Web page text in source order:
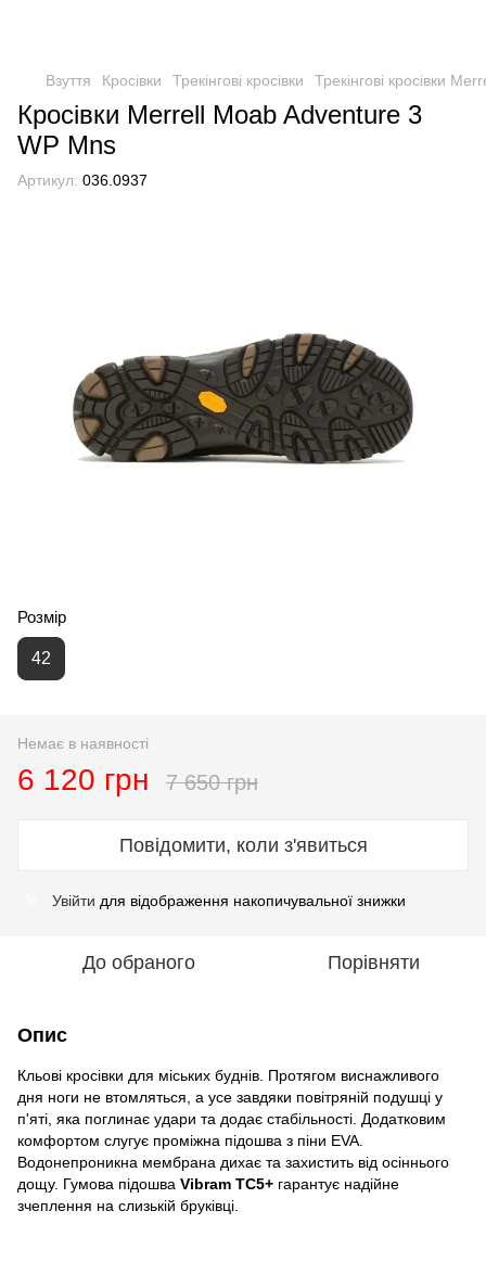
Взуття Кросівки Трекінгові кросівки Трекінгові кросівки
Кросівки Merrell Moab Adventure 3
WP Mns
Артикул: 036.0937
Розмір
42
Немає в наявності
6 120 грн 7 650 грн
Повідомити, коли з'явиться
Увійти для відображення накопичувальної знижки
До обраного Порівняти
Опис
Кльові кросівки для міських буднів. Протягом виснажливого
дня ноги не втомляться, а усе завдяки повітряній подушці у
п'яті, яка поглинає удари та додає стабільності. Додатковим
комфортом слугує проміжна підошва з піни EVA.
Водонепроникна мембрана дихає та захистить від осіннього
дощу. Гумова підошва Vibram TC5+ гарантує надійне
зчеплення на слизькій бруківці.